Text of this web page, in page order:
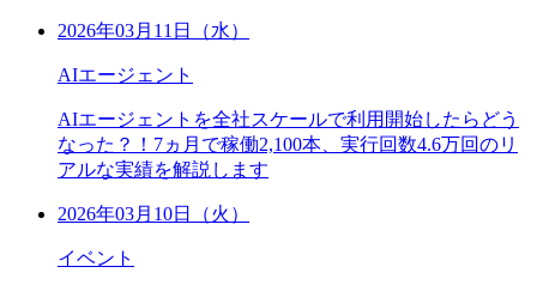
2026年03月11日（水）
AIエージェント
AIエージェントを全社スケールで利用開始したらどう
なった？！7ヵ月で稼働2,100本、実行回数4.6万回のリ
アルな実績を解説します
2026年03月10日（火）
イベント